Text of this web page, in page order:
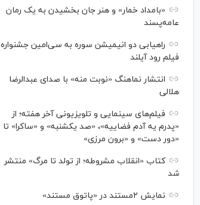
«بامداد خمار» و هنر جان بخشیدن به یک رمان
عامه‌پسند
راهیابی دو انیمیشن سوره به سی‌امین جشنواره
فیلم رود آیلند
انتشار نماهنگ «نوبت منه» با صدای عبدالرضا
هلالی
فیلم‌های سینمایی و تلویزیونی آخر هفته؛ از
«پدرم یه آدم فضاییه»، «صد یکشنبه» و «ساکرا» تا
«دور دست» و «برون مرزی»
کتاب «انقلاب مشروطه؛ از تولد تا مرگ» منتشر
شد
نمایش ۲مستند در «پاتوق مستند»